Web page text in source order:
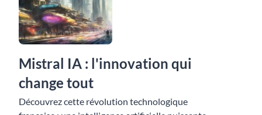
Mistral IA : l'innovation qui
change tout
Découvrez cette révolution technologique